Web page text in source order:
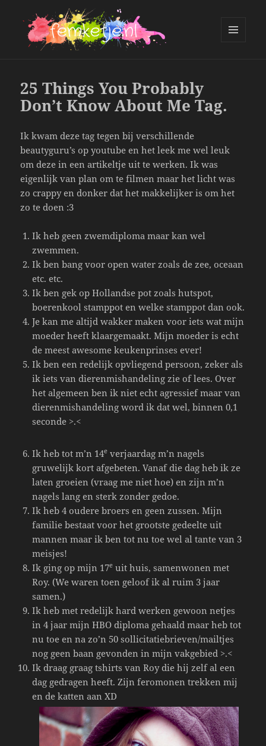
25 Things You Probably
Don’t Know About Me Tag.
Ik kwam deze tag tegen bij verschillende
beautyguru’s op youtube en het leek me wel leuk
om deze in een artikeltje uit te werken. Ik was
eigenlijk van plan om te filmen maar het licht was
zo crappy en donker dat het makkelijker is om het
zo te doen :3
Ik heb geen zwemdiploma maar kan wel
zwemmen.
Ik ben bang voor open water zoals de zee, oceaan
etc. etc.
Ik ben gek op Hollandse pot zoals hutspot,
boerenkool stamppot en welke stamppot dan ook.
Je kan me altijd wakker maken voor iets wat mijn
moeder heeft klaargemaakt. Mijn moeder is echt
de meest awesome keukenprinses ever!
Ik ben een redelijk opvliegend persoon, zeker als
ik iets van dierenmishandeling zie of lees. Over
het algemeen ben ik niet echt agressief maar van
dierenmishandeling word ik dat wel, binnen 0,1
seconde >.<
Ik heb tot m’n 14e verjaardag m’n nagels
gruwelijk kort afgebeten. Vanaf die dag heb ik ze
laten groeien (vraag me niet hoe) en zijn m’n
nagels lang en sterk zonder gedoe.
Ik heb 4 oudere broers en geen zussen. Mijn
familie bestaat voor het grootste gedeelte uit
mannen maar ik ben tot nu toe wel al tante van 3
meisjes!
Ik ging op mijn 17e uit huis, samenwonen met
Roy. (We waren toen geloof ik al ruim 3 jaar
samen.)
Ik heb met redelijk hard werken gewoon netjes
in 4 jaar mijn HBO diploma gehaald maar heb tot
nu toe en na zo’n 50 sollicitatiebrieven/mailtjes
nog geen baan gevonden in mijn vakgebied >.<
Ik draag graag tshirts van Roy die hij zelf al een
dag gedragen heeft. Zijn feromonen trekken mij
en de katten aan XD